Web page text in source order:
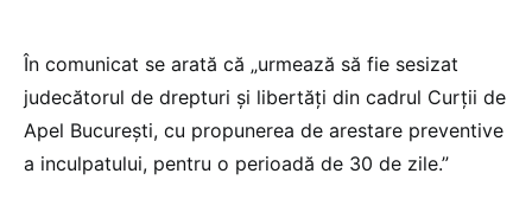
În comunicat se arată că „urmează să fie sesizat
judecătorul de drepturi și libertăți din cadrul Curții de
Apel București, cu propunerea de arestare preventive
a inculpatului, pentru o perioadă de 30 de zile.”